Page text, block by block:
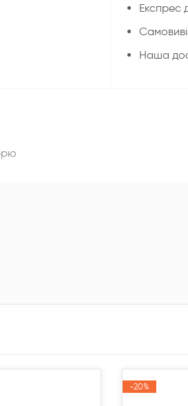
Експрес
Наша
-20%
-20%